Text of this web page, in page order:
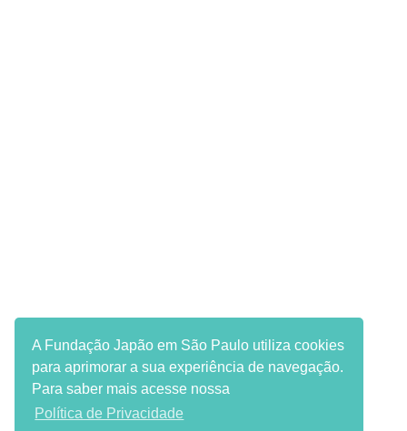
A Fundação Japão em São Paulo utiliza cookies
para aprimorar a sua experiência de navegação.
Para saber mais acesse nossa
Política de Privacidade